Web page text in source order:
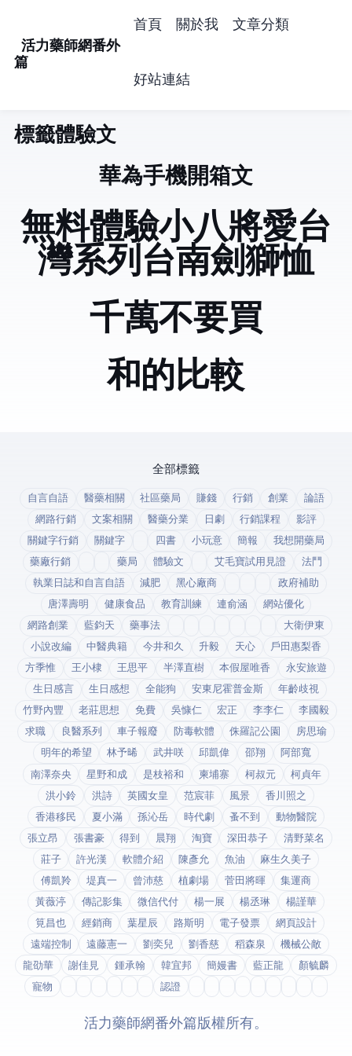
活力藥師網番外
篇
首頁 關於我 文章分類
好站連結
標籤: 體驗文 (4)
華為Honor 3C手機開箱文
[無料體驗]小八將愛台
灣系列_台南 劍獅T恤
千萬不要買Hostigation
Digitalocean和Linode的比較
全部標籤
自言自語 醫藥相關 社區藥局 賺錢 行銷 創業
論語
網路行銷
文案相關 醫藥分業 日劇 行銷課程
影評
關鍵字行銷
關鍵字 四書 小玩意 簡報
我想開藥局
藥廠行銷
藥局 體驗文 艾毛寶試用見證
法鬥
執業日誌和自言自語
減肥 黑心廠商
政府補助
唐澤壽明
健康食品 教育訓練 連俞涵
網站優化
網路創業
藍鈞天 藥事法
大衛伊東
小說改編
中醫典籍 今井和久 升毅 天心
戶田惠梨香
方季惟
王小棣 王思平 半澤直樹 本假屋唯香
永安旅遊
生日感言
生日感想 全能狗 安東尼霍普金斯
年齡歧視
竹野內豐
老莊思想 免費 吳慷仁 宏正 李李仁
李國毅
求職
良醫系列 車子報廢 防毒軟體 侏羅記公園
房思瑜
明年的希望
林予晞 武井咲 邱凱偉 邵翔
阿部寬
南澤奈央
星野和成 是枝裕和 柬埔寨 柯叔元
柯貞年
洪小鈴
洪詩 英國女皇 范宸菲 風景
香川照之
香港移民
夏小滿 孫沁岳 時代劇 蚤不到
動物醫院
張立昂
張書豪 得到app 晨翔 淘寶 深田恭子
清野菜名
莊子
許光漢 軟體介紹 陳彥允 魚油
麻生久美子
傅凱羚
堤真一 曾沛慈 植劇場 菅田將暉
集運商
黃薇渟
傳記影集 微信代付 楊一展 楊丞琳
楊謹華
筧昌也
經銷商 葉星辰 路斯明 電子發票
網頁設計
遠端控制
遠藤憲一 劉奕兒 劉香慈 稻森泉
機械公敵
龍劭華
謝佳見 鍾承翰 韓宜邦 簡嫚書 藍正龍
顏毓麟
寵物
fda認證
© 2026 活力藥師網番外篇. 版權所有。